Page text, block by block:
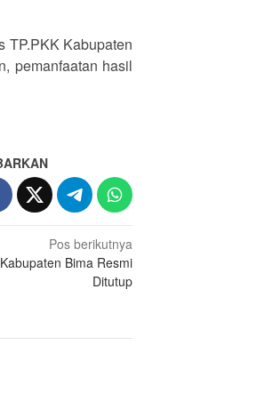
TP.PKK Kabupaten
pemanfaatan hasil
Pos berikutnya
Bima Resmi
Ditutup